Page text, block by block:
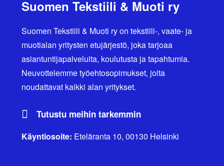
Suomen Tekstiili & Muoti ry
Suomen Tekstiili & Muoti ry on tekstiili-, vaate- ja
muotialan yritysten etujärjestö, joka tarjoaa
asiantuntijapalveluita, koulutusta ja tapahtumia.
Neuvottelemme työehtosopimukset, joita
noudattavat kaikki alan yritykset.
Tutustu meihin tarkemmin
Käyntiosoite: Eteläranta 10, 00130 Helsinki